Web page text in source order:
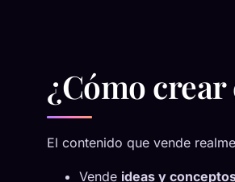
¿Cómo
El contenido que vende
Vende ideas y